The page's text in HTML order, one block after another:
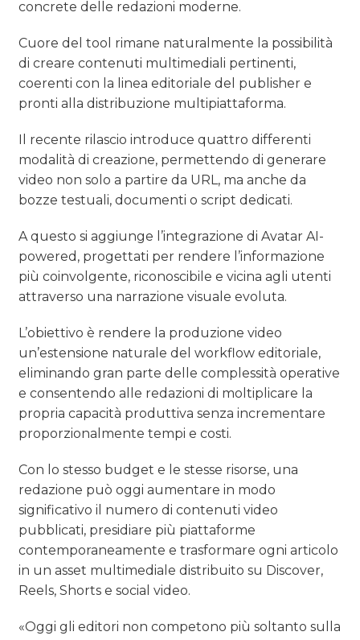
concrete delle redazioni moderne.
Cuore del tool rimane naturalmente la possibilità
di creare contenuti multimediali pertinenti,
coerenti con la linea editoriale del publisher e
pronti alla distribuzione multipiattaforma.
Il recente rilascio introduce quattro differenti
modalità di creazione, permettendo di generare
video non solo a partire da URL, ma anche da
bozze testuali, documenti o script dedicati.
A questo si aggiunge l’integrazione di Avatar AI-
powered, progettati per rendere l’informazione
più coinvolgente, riconoscibile e vicina agli utenti
attraverso una narrazione visuale evoluta.
L’obiettivo è rendere la produzione video
un’estensione naturale del workflow editoriale,
eliminando gran parte delle complessità operative
e consentendo alle redazioni di moltiplicare la
propria capacità produttiva senza incrementare
proporzionalmente tempi e costi.
Con lo stesso budget e le stesse risorse, una
redazione può oggi aumentare in modo
significativo il numero di contenuti video
pubblicati, presidiare più piattaforme
contemporaneamente e trasformare ogni articolo
in un asset multimediale distribuito su Discover,
Reels, Shorts e social video.
«Oggi gli editori non competono più soltanto sulla